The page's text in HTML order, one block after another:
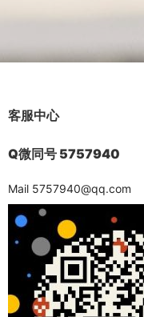
客服中心
Q微同号 5757940
Mail 5757940@qq.com